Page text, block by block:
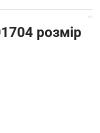
розмір